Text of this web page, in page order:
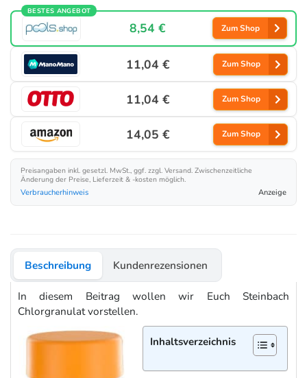
BESTES ANGEBOT
8,54 € Zum Shop
11,04 € Zum Shop
11,04 € Zum Shop
14,05 € Zum Shop
Preisangaben inkl. gesetzl. MwSt., ggf. zzgl. Versand. Zwischenzeitliche
Änderung der Preise, Lieferzeit & -kosten möglich.
Verbraucherhinweis
Anzeige
Beschreibung Kundenrezensionen
In diesem Beitrag wollen wir Euch Steinbach
Chlorgranulat vorstellen.
Inhaltsverzeichnis